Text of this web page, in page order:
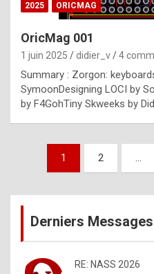
2025 ORICMAG
OricMag 001
1 juin 2025 didier_v 4
Summary : Zorgon:
SymoonDesigning LOCI by
by F4GohTiny Skweeks by
Pagination
publications
1 2 …
Derniers Messages
RE: NASS 2026